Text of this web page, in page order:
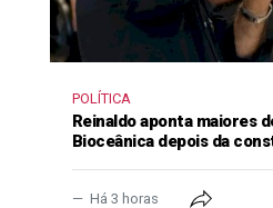
POLÍTICA
Reinaldo aponta maiores
Bioceânica depois da
Há 3 horas